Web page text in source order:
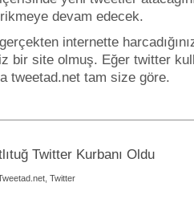
devam edecek.
internette
bir site olmuş. Eğer twitter
tweetad.net tam size göre.
Twitter Kurbanı Oldu
Twitter